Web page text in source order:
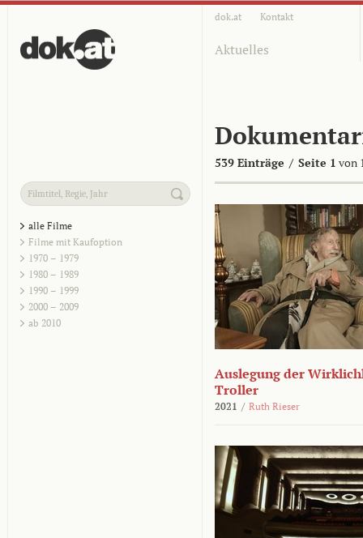
dok.at Kontakt
Aktuelles
539 Einträge / Seite 1 von
alle Filme
Filme mit Kaufoption
1970 – 1979
1980 – 1989
1990 – 1999
2000 – 2009
ab 2010
Auslegung der
Troller
2021 / Ruth Rieser